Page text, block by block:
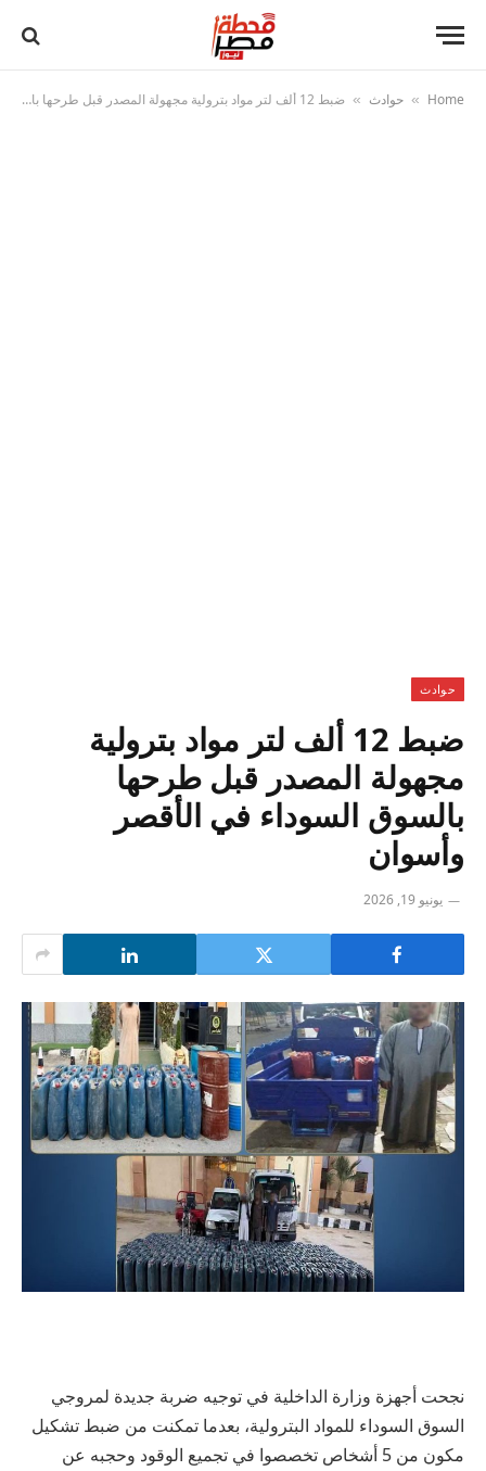
Home
» حوادث » ضبط 12 ألف لتر مواد بترولية مجهولة المصدر قبل طرحها بالسوق السوداء في الأقصر وأسوان
حوادث
ضبط 12 ألف لتر مواد بترولية
مجهولة المصدر قبل طرحها
بالسوق السوداء في الأقصر
وأسوان
يونيو 19, 2026
نجحت أجهزة وزارة الداخلية في توجيه ضربة جديدة لمروجي
السوق السوداء للمواد البترولية، بعدما تمكنت من ضبط تشكيل
مكون من 5 أشخاص تخصصوا في تجميع الوقود وحجبه عن